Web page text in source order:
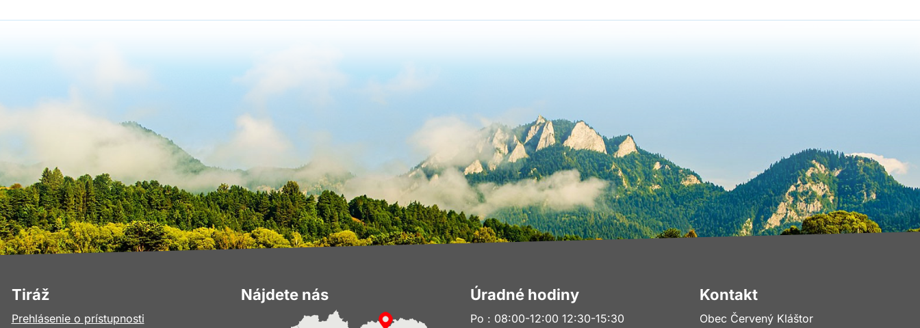
Tiráž
Prehlásenie o prístupnosti
Nájdete nás Úradné hodiny
Po : 08:00-12:00 12:30-15:30
Kontakt
Obec Červený Kláštor